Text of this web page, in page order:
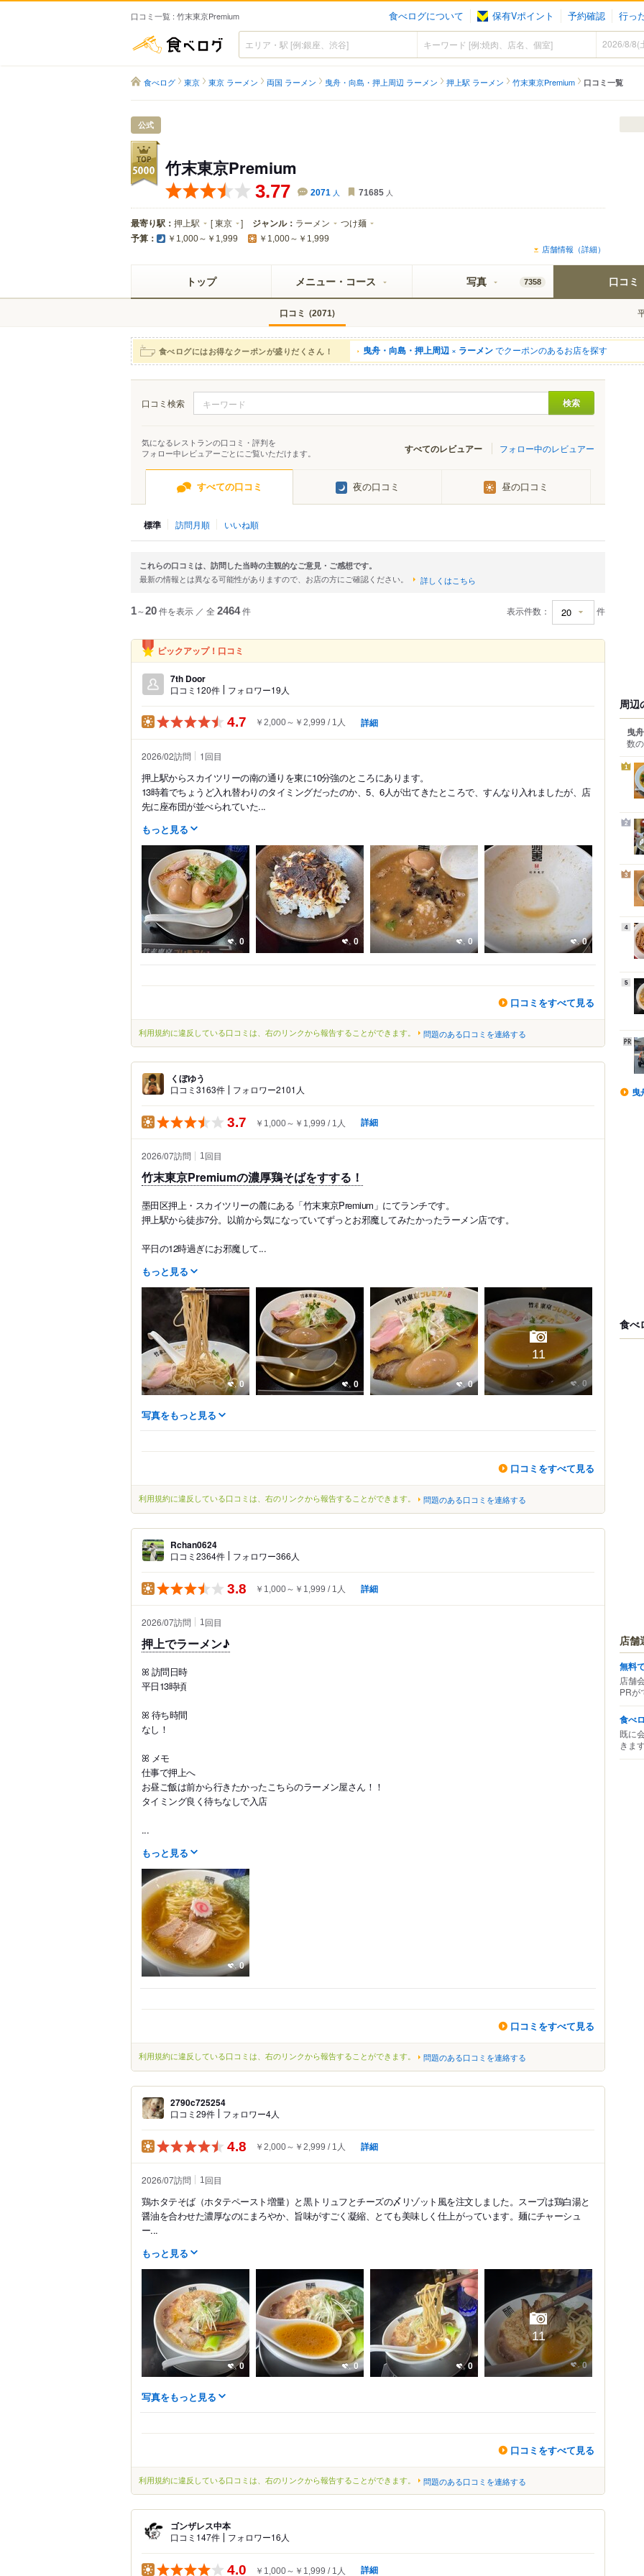
口コミ一覧 : 竹末東京Premium 食べログについて 保有Vポイント 予約確認 行っ
食べログ
食べログ 東京 東京 ラーメン 両国 ラーメン 曳舟・向島・押上周辺 ラーメン 押上駅 ラーメン 竹末東京Premium 口コミ一覧
公式
竹末東京Premium
3.77 2071 人 71685 人
最寄り駅： 押上駅 [東京 ] ジャンル： ラーメン つけ麺
予算： ￥1,000～￥1,999 ￥1,000～￥1,999
店舗情報（詳細）
トップ メニュー・コース 写真 7358 口コミ
口コミ (2071)
食べログにはお得なクーポンが盛りだくさん！ 曳舟・向島・押上周辺 × ラーメンでクーポンのあるお店を探す
口コミ検索
気になるレストランの口コミ・評判を
フォロー中レビュアーごとにご覧いただけます。
すべてのレビュアー フォロー中のレビュアー
すべての口コミ 夜の口コミ 昼の口コミ
標準 訪問月順 いいね順
これらの口コミは、訪問した当時の主観的なご意見・ご感想です。
最新の情報とは異なる可能性がありますので、お店の方にご確認ください。 詳しくはこちら
1～20件を表示 ／ 全 2464件 表示件数： 件
ピックアップ！口コミ
7th Door
口コミ120件 フォロワー19人
4.7 ￥2,000～￥2,999 1人 詳細
2026/02訪問 1回目
押上駅からスカイツリーの南の通りを東に10分強のところにあります。
13時着でちょうど入れ替わりのタイミングだったのか、5、6人が出てきたところで、すんなり入れましたが、店
先に座布団が並べられていた...
もっと見る
0 0 0 0
口コミをすべて見る
利用規約に違反している口コミは、右のリンクから報告することができます。 問題のある口コミを連絡する
くぼゆう
口コミ3163件 フォロワー2101人
3.7 ￥1,000～￥1,999 1人 詳細
2026/07訪問 1回目
竹末東京Premiumの濃厚鶏そばをすする！
墨田区押上・スカイツリーの麓にある「竹末東京Premium」にてランチです。
押上駅から徒歩7分。以前から気になっていてずっとお邪魔してみたかったラーメン店です。
平日の12時過ぎにお邪魔して...
もっと見る
0 0 0 0
11
写真をもっと見る
口コミをすべて見る
利用規約に違反している口コミは、右のリンクから報告することができます。 問題のある口コミを連絡する
Rchan0624
口コミ2364件 フォロワー366人
3.8 ￥1,000～￥1,999 1人 詳細
2026/07訪問 1回目
押上でラーメン♪
ꕤ︎︎ 訪問日時
平日13時頃
ꕤ︎︎ 待ち時間
なし！
ꕤ︎︎ メモ
仕事で押上へ
お昼ご飯は前から行きたかったこちらのラーメン屋さん！！
タイミング良く待ちなしで入店
...
もっと見る
0
口コミをすべて見る
利用規約に違反している口コミは、右のリンクから報告することができます。 問題のある口コミを連絡する
2790c725254
口コミ29件 フォロワー4人
4.8 ￥2,000～￥2,999 1人 詳細
2026/07訪問 1 回目
鶏ホタテそば（ホタテペースト増量）と黒トリュフとチーズの〆リゾット風を注文しました。スープは鶏白湯と
醤油を合わせた濃厚なのにまろやか、旨味がすごく凝縮、とても美味しく仕上がっています。麺にチャーシュ
ー...
もっと見る
0 0 0 0
11
写真をもっと見る
口コミをすべて見る
利用規約に違反している口コミは、右のリンクから報告することができます。 問題のある口コミを連絡する
ゴンザレス中本
口コミ147件 フォロワー16人
4.0 ￥1,000～￥1,999 1人 詳細
周辺
曳
数
1
2
3
4
5
曳
食べ
店舗
無料
店舗
PRが
食べ
既に
きます